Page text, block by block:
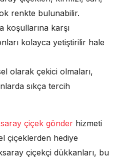
renkte bulunabilir.
koşullarına karşı
kolayca yetiştirilir hale
olarak çekici olmaları,
sıkça tercih
çiçek gönder hizmeti
çiçeklerden hediye
çiçekçi dükkanları, bu